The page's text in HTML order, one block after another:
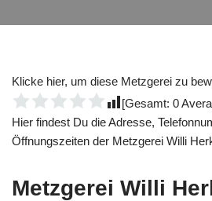
Klicke hier, um diese Metzgerei zu
[Gesamt: 0
Hier findest Du die Adresse,
Öffnungszeiten der Metzgerei Willi
Metzgerei Willi